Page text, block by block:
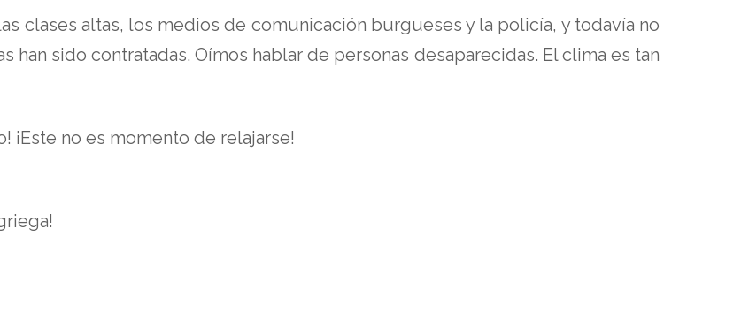
clases altas, los medios de comunicación burgueses y la policía, y todavía no
han sido contratadas. Oímos hablar de personas desaparecidas. El clima es tan
¡Este no es momento de relajarse!